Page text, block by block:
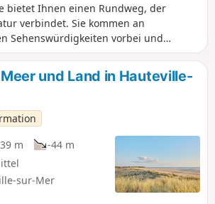
bietet Ihnen einen Rundweg, der
verbindet. Sie kommen an
Sehenswürdigkeiten vorbei und
Landschaft. Für Liebhaber der
ist Gratot eine kleine Oase der
von Coutances.
und Land in Hauteville-
m
-44 m
sur-Mer